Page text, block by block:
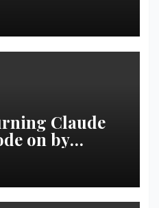
Source
Claude
on by